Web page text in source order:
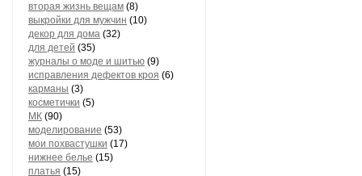
вторая жизнь вещам (8)
выкройки для мужчин (10)
декор для дома (32)
для детей (35)
журналы о моде и шитью (9)
исправления дефектов кроя (6)
карманы (3)
косметички (5)
МК (90)
моделирование (53)
мои похвастушки (17)
нижнее белье (15)
платья (15)